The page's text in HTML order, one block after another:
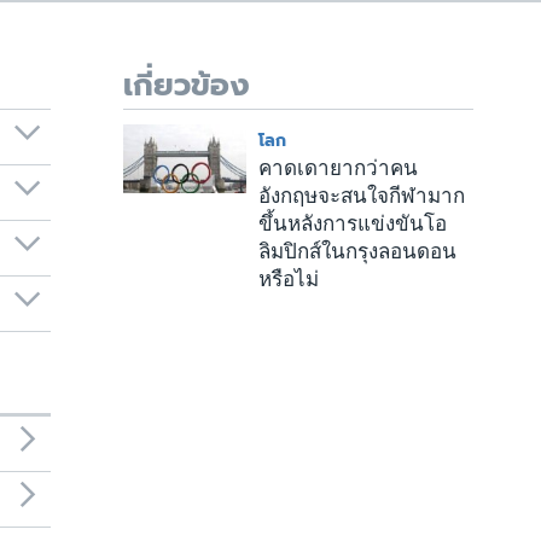
เกี่ยวข้อง
โลก
คาดเดายากว่าคน
อังกฤษจะสนใจกีฬามาก
ขึ้นหลังการแข่งขันโอ
ลิมปิกส์ในกรุงลอนดอน
หรือไม่